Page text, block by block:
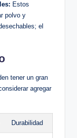
Estos
polvo y
el
tener un gran
agregar
Durabilidad